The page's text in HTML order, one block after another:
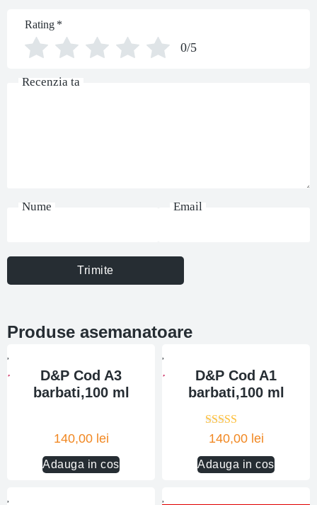
Rating *
0/5
Recenzia ta
Nume Email
Trimite
Produse asemanatoare
D&P Cod A3
barbati,100 ml
140,00 lei
Adauga in cos
D&P Cod A1
barbati,100 ml
140,00 lei
Adauga in cos
Evaluat la
5.00